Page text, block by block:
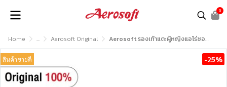
0
Home ... Aerosoft Original Aerosoft รองเท้าแตะผู้หญิงแอโร่ซอฟรุ่น LA2101
สินค้าขายดี -25%